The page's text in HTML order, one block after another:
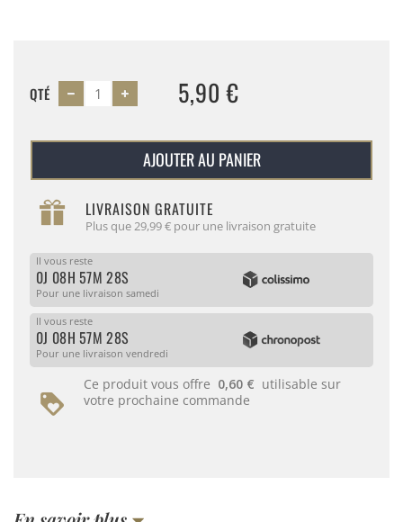
QTÉ 5,90 €
AJOUTER AU PANIER
LIVRAISON GRATUITE
Plus que 29,99 € pour une livraison gratuite
Il vous reste
0J 08H 57M 28S
Pour une livraison samedi
Il vous reste
0J 08H 57M 28S
Pour une livraison vendredi
Ce produit vous offre 0,60 € utilisable sur
votre prochaine commande